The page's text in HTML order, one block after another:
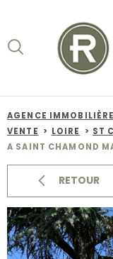
la
recherche
menu
principal
contenu
AGENCE
VENTE
LOIRE ST
A SAINT CHAMOND
RETOUR